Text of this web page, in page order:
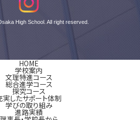
High School. All right reserved.
HOME
学校案内
文理特進コース
総合進学コース
探究コース
実したサポート体制
学びの取り組み
進路実績